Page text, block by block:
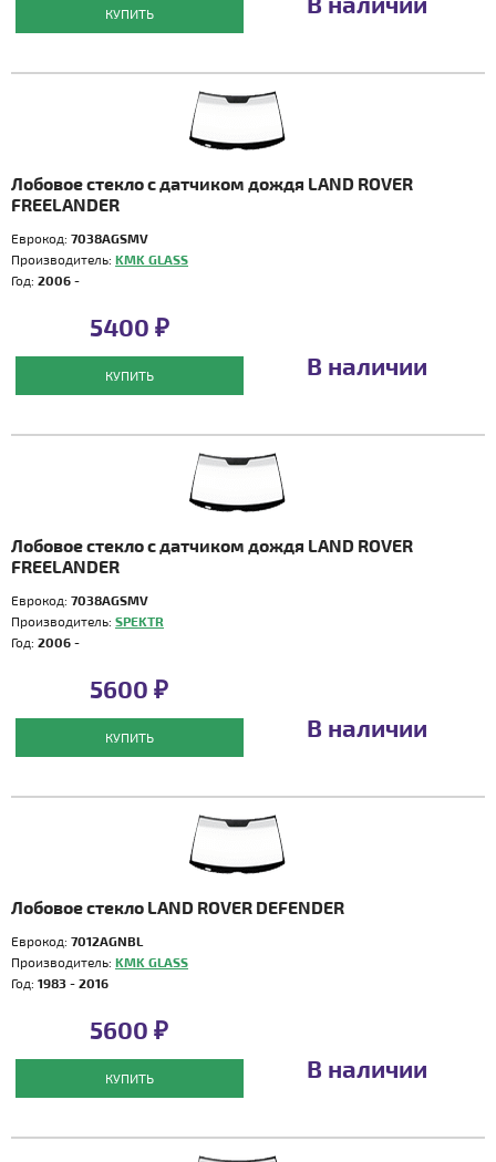
КУПИТЬ
Лобовое стекло с датчиком дождя LAND ROVER
FREELANDER
Еврокод: 7038AGSMV
Производитель: KMK GLASS
Год: 2006 -
5400 ₽
КУПИТЬ В наличии
Лобовое стекло с датчиком дождя LAND ROVER
FREELANDER
Еврокод: 7038AGSMV
Производитель: SPEKTR
Год: 2006 -
5600 ₽
КУПИТЬ В наличии
Лобовое стекло LAND ROVER DEFENDER
Еврокод: 7012AGNBL
Производитель: KMK GLASS
Год: 1983 - 2016
5600 ₽
КУПИТЬ В наличии